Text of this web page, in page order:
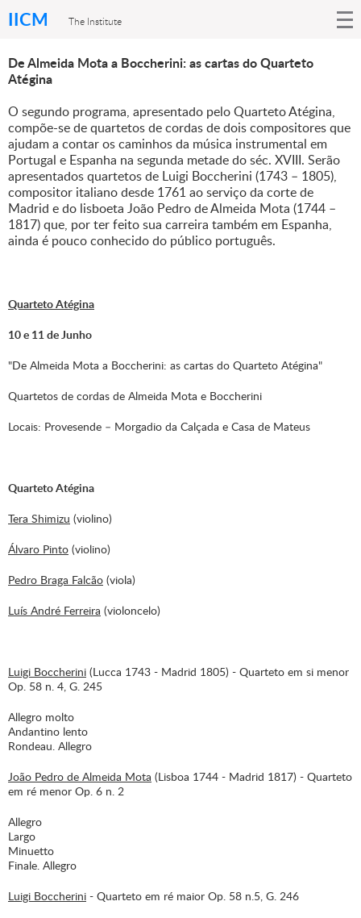
IICM The Institute
De Almeida Mota a Boccherini: as cartas do Quarteto
Atégina
O segundo programa, apresentado pelo Quarteto Atégina,
compõe-se de quartetos de cordas de dois compositores que
ajudam a contar os caminhos da música instrumental em
Portugal e Espanha na segunda metade do séc. XVIII. Serão
apresentados quartetos de Luigi Boccherini (1743 – 1805),
compositor italiano desde 1761 ao serviço da corte de
Madrid e do lisboeta João Pedro de Almeida Mota (1744 –
1817) que, por ter feito sua carreira também em Espanha,
ainda é pouco conhecido do público português.
Quarteto Atégina
10 e 11 de Junho
"De Almeida Mota a Boccherini: as cartas do Quarteto Atégina"
Quartetos de cordas de Almeida Mota e Boccherini
Locais: Provesende – Morgadio da Calçada e Casa de Mateus
Quarteto Atégina
Tera Shimizu (violino)
Álvaro Pinto (violino)
Pedro Braga Falcão (viola)
Luís André Ferreira (violoncelo)
Luigi Boccherini (Lucca 1743 - Madrid 1805) - Quarteto em si menor
Op. 58 n. 4, G. 245
Allegro molto
Andantino lento
Rondeau. Allegro
João Pedro de Almeida Mota (Lisboa 1744 - Madrid 1817) - Quarteto
em ré menor Op. 6 n. 2
Allegro
Largo
Minuetto
Finale. Allegro
Luigi Boccherini - Quarteto em ré maior Op. 58 n.5, G. 246